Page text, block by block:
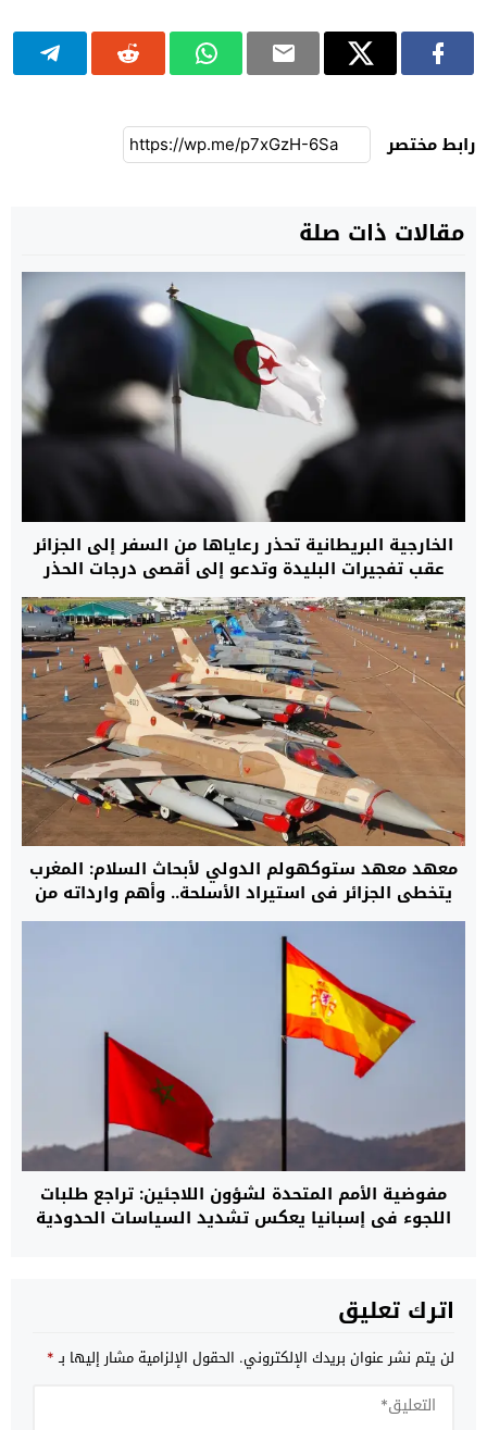
رابط مختصر
مقالات ذات صلة
الخارجية البريطانية تحذر رعاياها من السفر إلى الجزائر
عقب تفجيرات البليدة وتدعو إلى أقصى درجات الحذر
معهد معهد ستوكهولم الدولي لأبحاث السلام: المغرب
يتخطى الجزائر في استيراد الأسلحة.. وأهم وارداته من
الولايات المتحدة الأمريكية وإسرائيل وفرنسا
مفوضية الأمم المتحدة لشؤون اللاجئين: تراجع طلبات
اللجوء في إسبانيا يعكس تشديد السياسات الحدودية
اترك تعليق
لن يتم نشر عنوان بريدك الإلكتروني. الحقول الإلزامية مشار إليها بـ*